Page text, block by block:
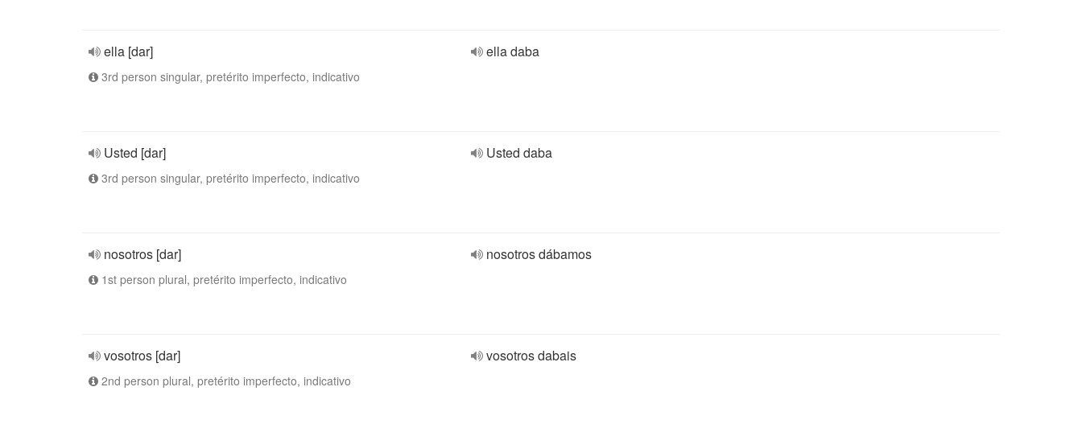
ella [dar]
3rd person singular, pretérito imperfecto, indicativo
ella daba
Usted [dar]
3rd person singular, pretérito imperfecto, indicativo
Usted daba
nosotros [dar]
1st person plural, pretérito imperfecto, indicativo
nosotros dábamos
vosotros [dar]
2nd person plural, pretérito imperfecto, indicativo
vosotros dabais